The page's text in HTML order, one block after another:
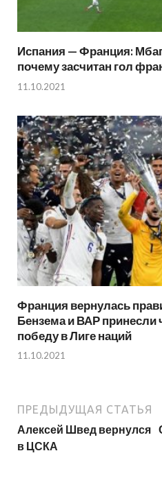
Испания — Франция:
почему засчитан гол
11.10.2021
Франция вернулась
Бензема и ВАР
победу в Лиге наций
11.10.2021
ПРЕДЫДУЩАЯ СТАТЬЯ
Алексей Швед вернулся
в ЦСКА